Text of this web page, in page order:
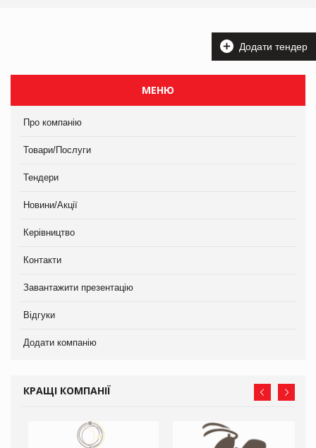
Додати тендер
МЕНЮ
Про компанію
Товари/Послуги
Тендери
Новини/Акції
Керівництво
Контакти
Завантажити презентацію
Відгуки
Додати компанію
КРАЩІ КОМПАНІЇ